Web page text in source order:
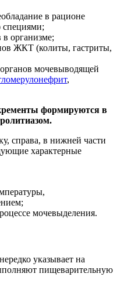
в рационе
специями;
организме;
ЖКТ (колиты, гастриты,
мочевыводящей
,
формируются в
справа, в нижней части
характерные
мочевыделения.
указывает на
пищеварительную